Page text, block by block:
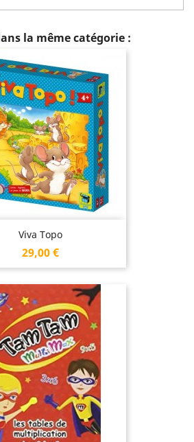
la même catégorie :
Viva Topo
Prix
29,00 €